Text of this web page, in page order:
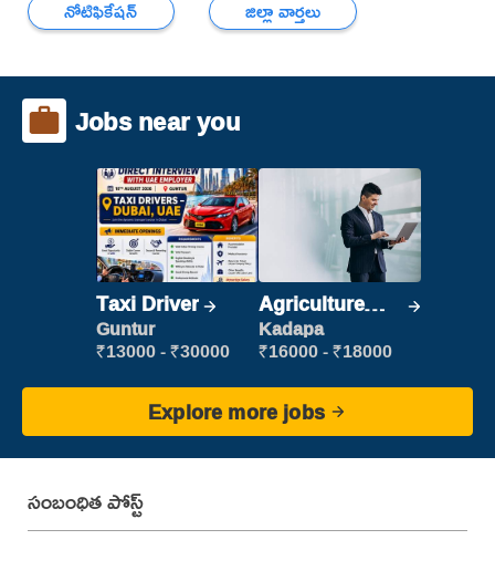
నోటిఫికేషన్ జిల్లా వార్తలు
Jobs near you
Taxi Driver
Guntur
₹13000 - ₹30000
Agriculture
Labour
Kadapa
₹16000 - ₹18000
Explore more jobs
సంబంధిత పోస్ట్